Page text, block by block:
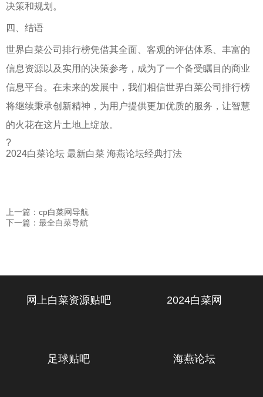
决策和规划。
四、结语
世界白菜公司排行榜凭借其全面、客观的评估体系、丰富的
信息资源以及实用的决策参考，成为了一个备受瞩目的商业
信息平台。在未来的发展中，我们相信世界白菜公司排行榜
将继续秉承创新精神，为用户提供更加优质的服务，让智慧
的火花在这片土地上绽放。
?
2024白菜论坛 最新白菜 海燕论坛经典打法
上一篇：cp白菜网导航
下一篇：最全白菜导航
网上白菜资源贴吧 2024白菜网
足球贴吧 海燕论坛